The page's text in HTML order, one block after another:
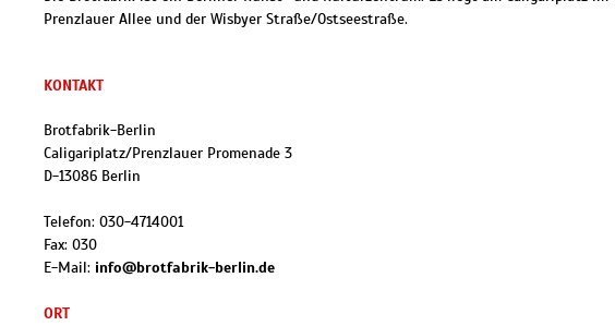
Prenzlauer Allee und der Wisbyer Straße/Ostseestraße.
KONTAKT
Brotfabrik-Berlin
Caligariplatz/Prenzlauer Promenade 3
D-13086 Berlin
Telefon: 030-4714001
Fax: 030
E-Mail: info@brotfabrik-berlin.de
ORT